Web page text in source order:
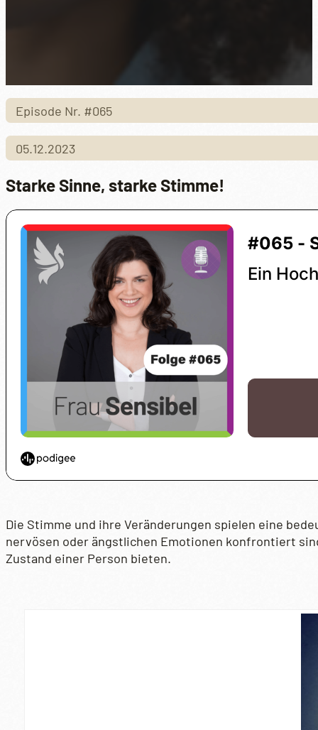
Episode Nr. #065
05.12.2023
Starke Sinne, starke Stimme!
Die Stimme und ihre Veränderungen spielen eine
nervösen oder ängstlichen Emotionen konfrontiert
Zustand einer Person bieten.